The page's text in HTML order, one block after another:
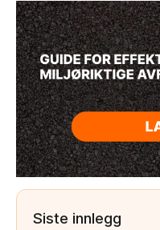
Siste innlegg